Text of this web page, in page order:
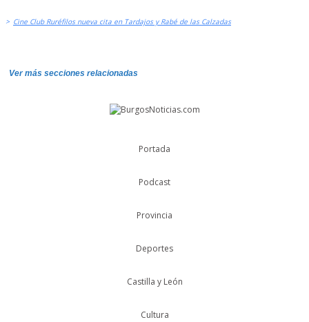
> Cine Club Ruréfilos nueva cita en Tardajos y Rabé de las Calzadas
Ver más secciones relacionadas
Portada
Podcast
Provincia
Deportes
Castilla y León
Cultura